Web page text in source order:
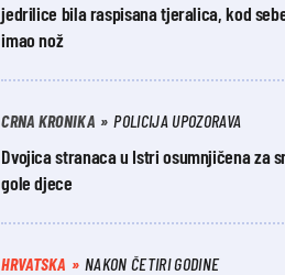
jedrilice bila raspisana tjeralica, kod
imao nož
CRNA KRONIKA POLICIJA UPOZORAVA
Dvojica stranaca u Istri osumnjičena za
gole djece
HRVATSKA NAKON ČETIRI GODINE